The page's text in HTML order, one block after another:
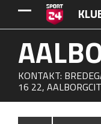
KONTAKT:
16 22,